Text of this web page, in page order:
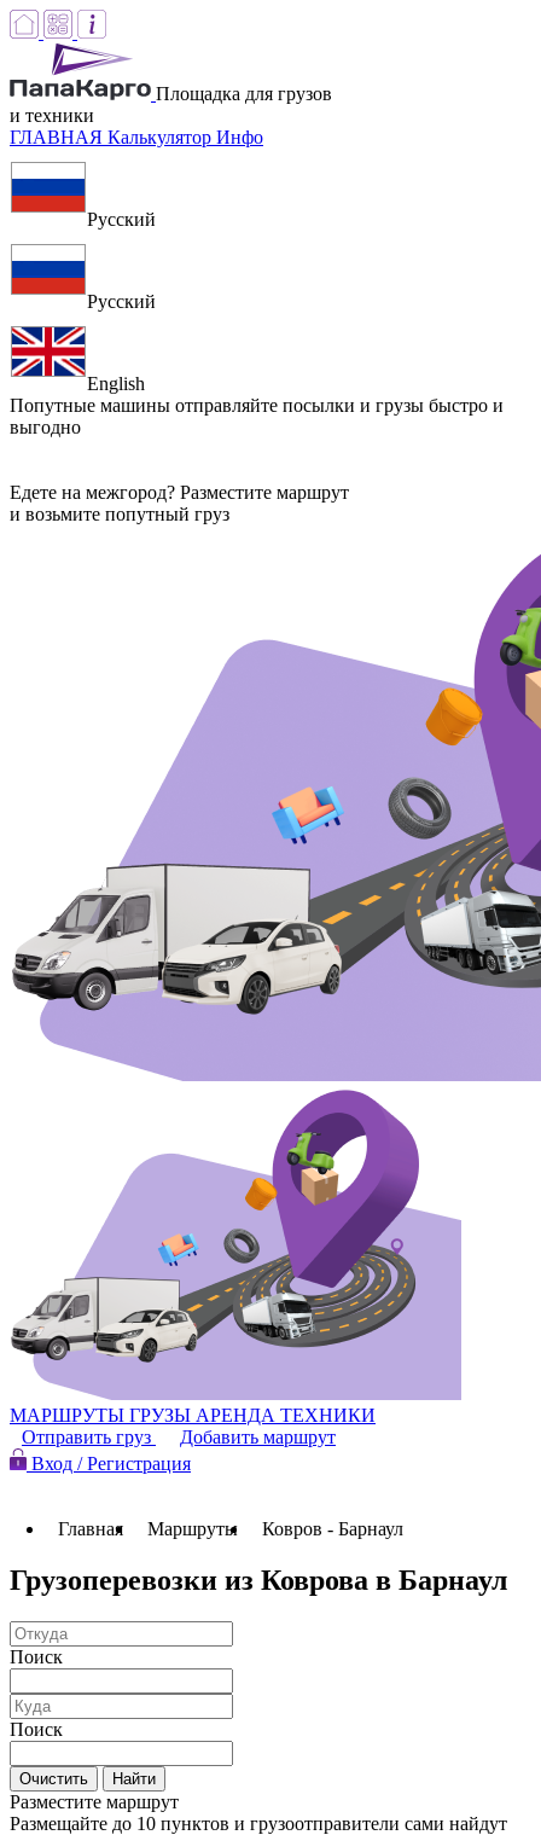
Площадка для грузов
и техники
ГЛАВНАЯ Калькулятор Инфо
Русский
Русский
English
Попутные машины отправляйте посылки и грузы быстро и
выгодно
Едете на межгород? Разместите маршрут
и возьмите попутный груз
МАРШРУТЫ ГРУЗЫ АРЕНДА ТЕХНИКИ
Отправить груз
Добавить маршрут
Вход / Регистрация
Главная Маршруты Ковров - Барнаул
Грузоперевозки из Коврова в Барнаул
Поиск
Поиск
Очистить Найти
Разместите маршрут
Размещайте до 10 пунктов и грузоотправители сами найдут